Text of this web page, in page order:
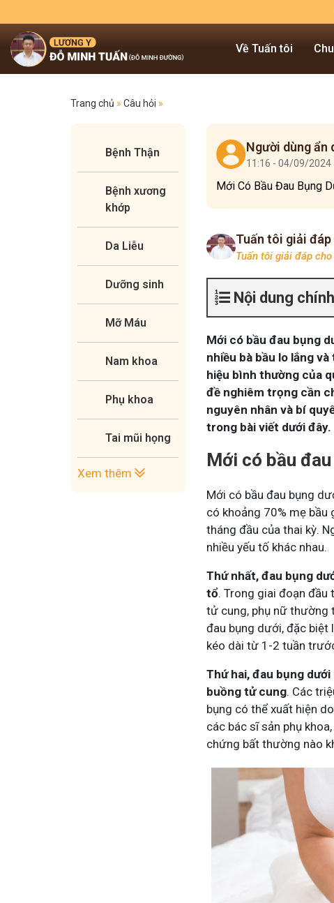
Về Tuấn tôi
Trang chủ » Câu hỏi »
Bệnh Thận
Bệnh xương
khớp
Da Liễu
Dưỡng sinh
Mỡ Máu
Nam khoa
Phụ khoa
Tai mũi họng
Xem thêm
Người dùng ẩn
11:16 - 04/09/2024
Mới Có Bầu Đau Bụng
Tuấn tôi giải đáp
Tuấn tôi giải đáp
Nội dung chính
Mới có bầu đau bụng
nhiều bà bầu lo lắng
hiệu bình thường của
đề nghiêm trọng cần
nguyên nhân và bí
trong bài viết dưới đây.
Mới có bầu
Mới có bầu đau bụng
có khoảng 70% mẹ
tháng đầu của thai kỳ.
nhiều yếu tố khác nhau.
Thứ nhất, đau bụng
tổ. Trong giai đoạn đầu
tử cung, phụ nữ thường
đau bụng dưới, đặc biệt
kéo dài từ 1-2 tuần
Thứ hai, đau bụng
buồng tử cung. Các
bụng có thể xuất hiện
các bác sĩ sản phụ
chứng bất thường nào
Mề Đay Đỗ Minh - Đánh Bay Mẩn Ngứa
Mề đay, mẩn ngứa gây khó chịu và ảnh hưởng sinh hoạt.
Tuấn tôi
95,5k
Góc nhỏ
tất tần tật
thân theo